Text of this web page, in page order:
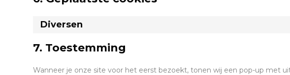
Diversen
7. Toestemming
Wanneer je onze site voor het eerst bezoekt, tonen wij een pop-up met